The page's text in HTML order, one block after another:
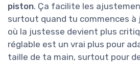
piston. Ça facilite les
surtout quand tu commences à
où la justesse devient plus
réglable est un vrai plus pour
taille de ta main, surtout pour